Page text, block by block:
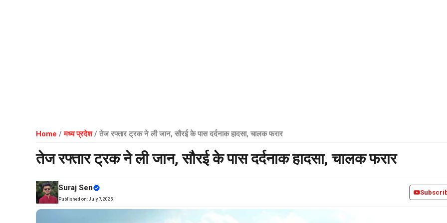
Home /मध्य प्रदेश/ तेज रफ्तार ट्रक ने ली जान, सौरई के पास दर्दनाक हादसा, चालक फरार
तेज रफ्तार ट्रक ने ली जान, सौरई के पास दर्दनाक हादसा, चालक फरार
Suraj Sen
Published on: July 7, 2025